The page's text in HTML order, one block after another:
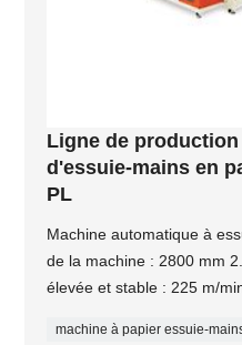
Ligne de
d'essuie-mains en
PL
Machine automatique à
de la machine : 2800 mm
élevée et stable : 225 m/
machine à papier essuie-